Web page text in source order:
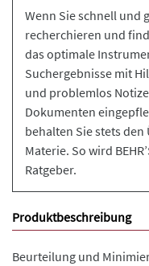
Wenn Sie schnell und
recherchieren und
das optimale
Suchergebnisse mit
und problemlos
Dokumenten
behalten Sie stets
Materie. So wird
Ratgeber.
Produktbeschreibung
Beurteilung und